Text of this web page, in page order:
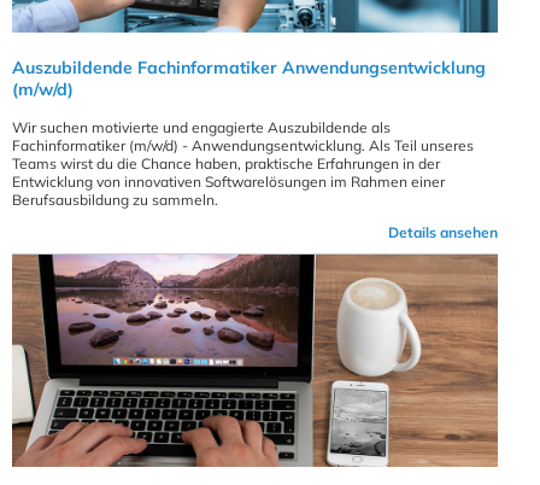
Auszubildende Fachinformatiker Anwendungsentwicklung
(m/w/d)
Wir suchen motivierte und engagierte Auszubildende als
Fachinformatiker (m/w/d) - Anwendungsentwicklung. Als Teil unseres
Teams wirst du die Chance haben, praktische Erfahrungen in der
Entwicklung von innovativen Softwarelösungen im Rahmen einer
Berufsausbildung zu sammeln.
Details ansehen